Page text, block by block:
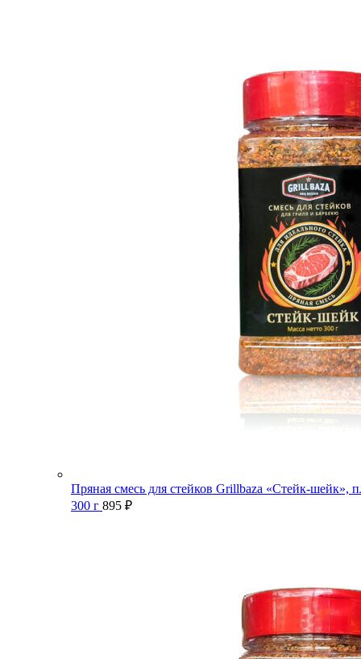
Пряная смесь для стейков Grillbaza «Стейк-шейк»,
300 г 895 ₽